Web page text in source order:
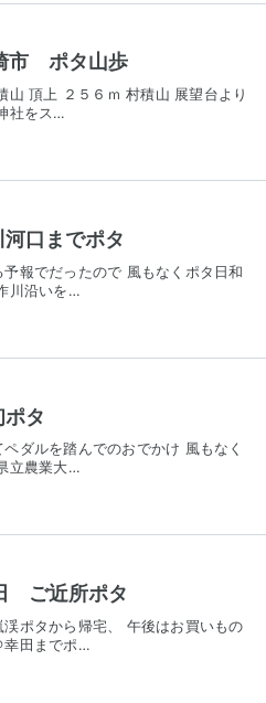
市 ポタ山歩
山 頂上 ２５６ｍ 村積山 展望台より
社をス…
口までポタ
報でだったので 風もなくポタ日和
川沿いを…
タ
ダルを踏んでのおでかけ 風もなく
立農業大…
ご近所ポタ
渓ポタから帰宅、 午後はお買いもの
幸田までポ…